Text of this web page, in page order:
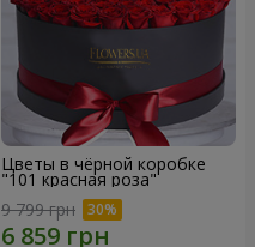
Цветы в чёрной коробке
"101 красная роза"
9 799 грн